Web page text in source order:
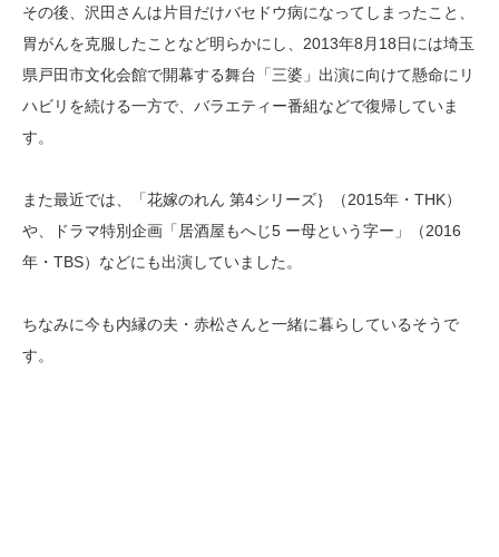
その後、沢田さんは片目だけバセドウ病になってしまったこと、
胃がんを克服したことなど明らかにし、2013年8月18日には埼玉
県戸田市文化会館で開幕する舞台「三婆」出演に向けて懸命にリ
ハビリを続ける一方で、バラエティー番組などで復帰していま
す。
また最近では、「花嫁のれん 第4シリーズ｝（2015年・THK）
や、ドラマ特別企画「居酒屋もへじ5 ー母という字ー」（2016
年・TBS）などにも出演していました。
ちなみに今も内縁の夫・赤松さんと一緒に暮らしているそうで
す。